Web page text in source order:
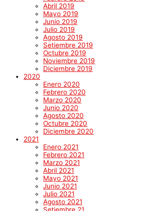
Abril 2019
Mayo 2019
Junio 2019
Julio 2019
Agosto 2019
Setiembre 2019
Octubre 2019
Noviembre 2019
Diciembre 2019
2020
Enero 2020
Febrero 2020
Marzo 2020
Junio 2020
Agosto 2020
Octubre 2020
Diciembre 2020
2021
Enero 2021
Febrero 2021
Marzo 2021
Abril 2021
Mayo 2021
Junio 2021
Julio 2021
Agosto 2021